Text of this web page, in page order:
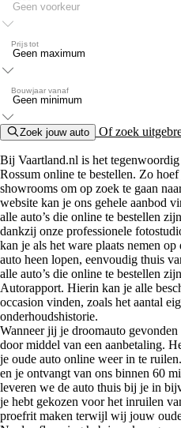
Prijs tot
Bouwjaar vanaf
Zoek jouw auto Of zoek
Bij Vaartland.nl is het
Rossum online te bestellen. Zo
showrooms om op zoek te gaan
website kan je ons gehele aanbod
alle auto’s die online te bestellen
dankzij onze professionele
kan je als het ware plaats nemen
auto heen lopen, eenvoudig thuis
alle auto’s die online te bestellen
Autorapport. Hierin kan je alle
occasion vinden, zoals het aantal
onderhoudshistorie.
Wanneer jij je droomauto gevonden
door middel van een aanbetaling.
je oude auto online weer in te
en je ontvangt van ons binnen 60
leveren we de auto thuis bij je in
je hebt gekozen voor het inruilen
proefrit maken terwijl wij jouw